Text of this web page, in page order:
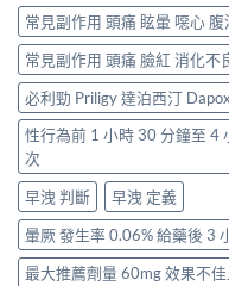
常見副作用 頭痛 眩暈 噁心 腹
常見副作用 頭痛 臉紅 消化不
必利勁 Priligy 達泊西汀
性行為前 1 小時 30 分鐘至 4
次
早洩 判斷
早洩 定義
暈厥 發生率 0.06% 給藥後 3
最大推薦劑量 60mg 效果不